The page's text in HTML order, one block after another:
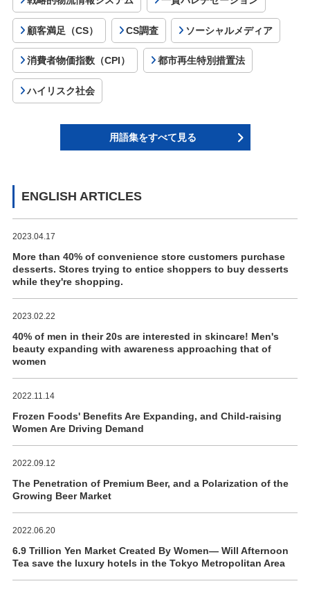
顧客満足（CS） CS調査 ソーシャルメディア
消費者物価指数（CPI） 都市再生特別措置法
ハイリスク社会
用語集をすべて見る
ENGLISH ARTICLES
2023.04.17
More than 40% of convenience store customers purchase
desserts. Stores trying to entice shoppers to buy desserts
while they're shopping.
2023.02.22
40% of men in their 20s are interested in skincare! Men's
beauty expanding with awareness approaching that of
women
2022.11.14
Frozen Foods' Benefits Are Expanding, and Child-raising
Women Are Driving Demand
2022.09.12
The Penetration of Premium Beer, and a Polarization of the
Growing Beer Market
2022.06.20
6.9 Trillion Yen Market Created By Women― Will Afternoon
Tea save the luxury hotels in the Tokyo Metropolitan Area